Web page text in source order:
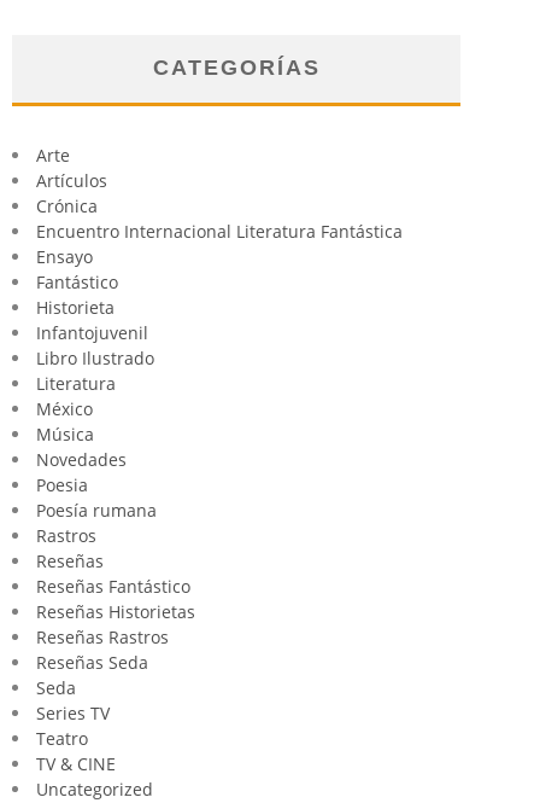
CATEGORÍAS
Arte
Artículos
Crónica
Encuentro Internacional Literatura Fantástica
Ensayo
Fantástico
Historieta
Infantojuvenil
Libro Ilustrado
Literatura
México
Música
Novedades
Poesia
Poesía rumana
Rastros
Reseñas
Reseñas Fantástico
Reseñas Historietas
Reseñas Rastros
Reseñas Seda
Seda
Series TV
Teatro
TV & CINE
Uncategorized